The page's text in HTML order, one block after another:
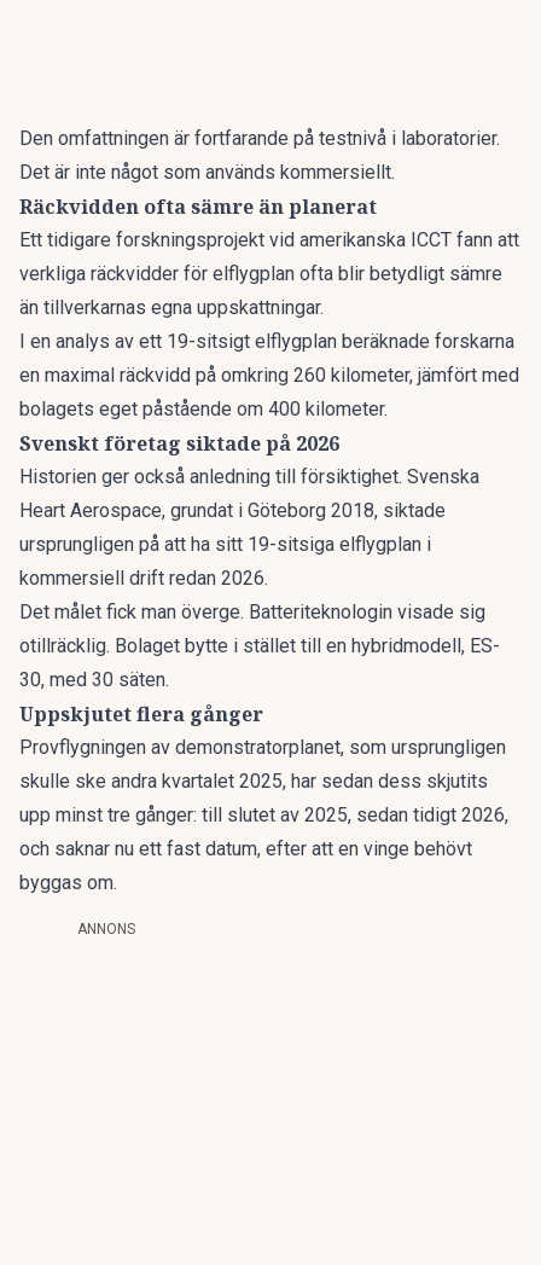
Den omfattningen är fortfarande på testnivå i laboratorier.
Det är inte något som används kommersiellt.
Räckvidden ofta sämre än planerat
Ett tidigare forskningsprojekt vid amerikanska ICCT fann att
verkliga räckvidder för elflygplan ofta blir betydligt sämre
än tillverkarnas egna uppskattningar.
I en analys av ett 19-sitsigt elflygplan beräknade forskarna
en maximal räckvidd på omkring 260 kilometer, jämfört med
bolagets eget påstående om 400 kilometer.
Svenskt företag siktade på 2026
Historien ger också anledning till försiktighet. Svenska
Heart Aerospace, grundat i Göteborg 2018, siktade
ursprungligen på att ha sitt 19-sitsiga elflygplan i
kommersiell drift redan 2026.
Det målet fick man överge. Batteriteknologin visade sig
otillräcklig. Bolaget bytte i stället till en hybridmodell, ES-
30, med 30 säten.
Uppskjutet flera gånger
Provflygningen av demonstratorplanet, som ursprungligen
skulle ske andra kvartalet 2025, har sedan dess skjutits
upp minst tre gånger: till slutet av 2025, sedan tidigt 2026,
och saknar nu ett fast datum, efter att en vinge behövt
byggas om.
ANNONS